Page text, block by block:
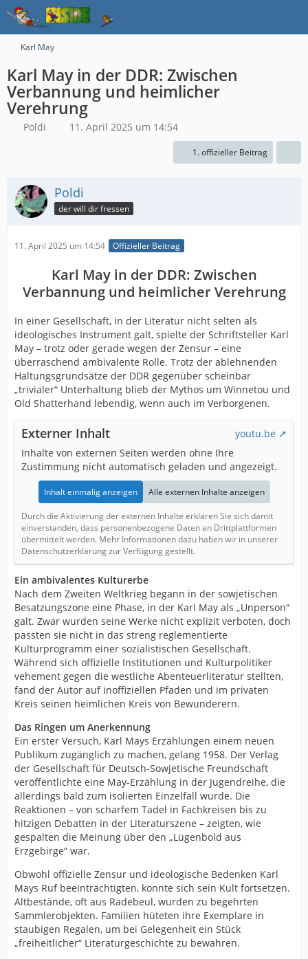
Karl May
Karl May in der DDR: Zwischen
Verbannung und heimlicher
Verehrung
Poldi 11. April 2025 um 14:54
1. offizieller Beitrag
Poldi
der will dir fressen
11. April 2025 um 14:54 Offizieller Beitrag
Karl May in der DDR: Zwischen
Verbannung und heimlicher Verehrung
In einer Gesellschaft, in der Literatur nicht selten als
ideologisches Instrument galt, spielte der Schriftsteller Karl
May – trotz oder gerade wegen der Zensur – eine
überraschend ambivalente Rolle. Trotz der ablehnenden
Haltungsgrundsätze der DDR gegenüber scheinbar
„trivialer“ Unterhaltung blieb der Mythos um Winnetou und
Old Shatterhand lebendig, wenn auch im Verborgenen.
Externer Inhalt
youtu.be
Inhalte von externen Seiten werden ohne Ihre
Zustimmung nicht automatisch geladen und angezeigt.
Inhalt einmalig anzeigen Alle externen Inhalte anzeigen
Durch die Aktivierung der externen Inhalte erklären Sie sich damit
einverstanden, dass personenbezogene Daten an Drittplattformen
übermittelt werden. Mehr Informationen dazu haben wir in unserer
Datenschutzerklärung zur Verfügung gestellt.
Ein ambivalentes Kulturerbe
Nach dem Zweiten Weltkrieg begann in der sowjetischen
Besatzungszone eine Phase, in der Karl May als „Unperson“
galt. Zwar wurden seine Werke nicht explizit verboten, doch
passten sie nicht in das streng reglementierte
Kulturprogramm einer sozialistischen Gesellschaft.
Während sich offizielle Institutionen und Kulturpolitiker
vehement gegen die westliche Abenteuerliteratur stellten,
fand der Autor auf inoffiziellen Pfaden und im privaten
Kreis seinen heimlichen Kreis von Bewunderern.
Das Ringen um Anerkennung
Ein erster Versuch, Karl Mays Erzählungen einem neuen
Publikum zugänglich zu machen, gelang 1958. Der Verlag
der Gesellschaft für Deutsch-Sowjetische Freundschaft
veröffentlichte eine May-Erzählung in der Jugendreihe, die
allerdings bald zum isolierten Einzelfall wurde. Die
Reaktionen – von scharfem Tadel in Fachkreisen bis zu
hitzigen Debatten in der Literaturszene – zeigten, wie
gespalten die Meinung über den „Lügenbold aus
Erzgebirge“ war.
Obwohl offizielle Zensur und ideologische Bedenken Karl
Mays Ruf beeinträchtigten, konnte sich sein Kult fortsetzen.
Altbestände, oft aus Radebeul, wurden zu begehrten
Sammlerobjekten. Familien hüteten ihre Exemplare in
staubigen Regalen, um bei Gelegenheit ein Stück
„freiheitlicher“ Literaturgeschichte zu bewahren.